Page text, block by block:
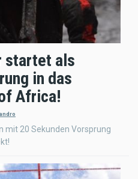
startet als
in das
Africa!
mit 20 Sekunden Vorsprung